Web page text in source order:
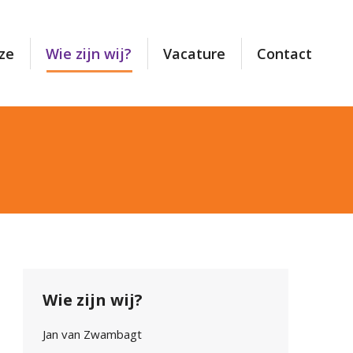
Wie zijn wij? Vacature Contact
Wie zijn wij?
Jan van Zwambagt